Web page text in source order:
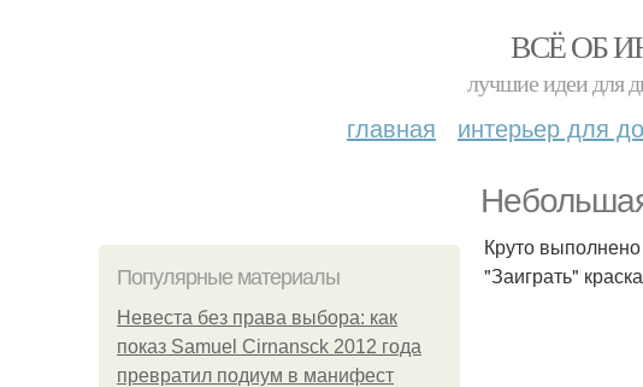
ВСЁ ОБ
лучшие идеи для
главная интерьер для
Популярные материалы
Невеста без права выбора: как
показ Samuel Cirnansck 2012 года
превратил подиум в манифест
Круто
"Заиграть"